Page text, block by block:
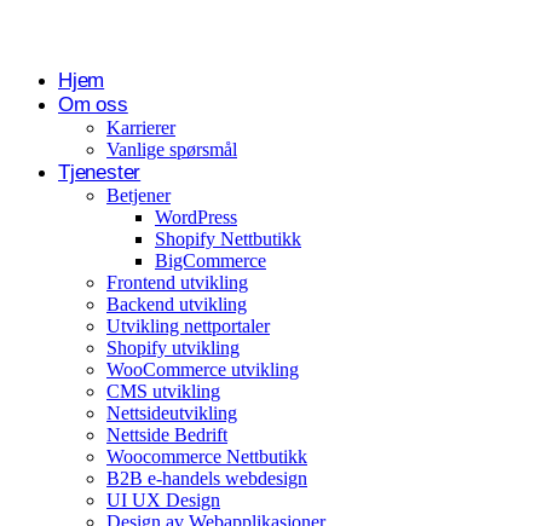
Hjem
Om oss
Karrierer
Vanlige spørsmål
Tjenester
Betjener
WordPress
Shopify Nettbutikk
BigCommerce
Frontend utvikling
Backend utvikling
Utvikling nettportaler
Shopify utvikling
WooCommerce utvikling
CMS utvikling
Nettsideutvikling
Nettside Bedrift
Woocommerce Nettbutikk
B2B e-handels webdesign
UI UX Design
Design av Webapplikasjoner
Arrangementer og opplevelser
Eventplanleggere